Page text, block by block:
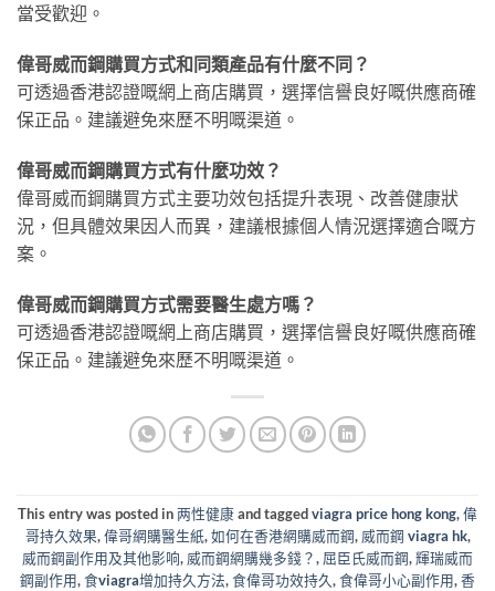
當受歡迎。
偉哥威而鋼購買方式和同類產品有什麼不同？
可透過香港認證嘅網上商店購買，選擇信譽良好嘅供應商確
保正品。建議避免來歷不明嘅渠道。
偉哥威而鋼購買方式有什麼功效？
偉哥威而鋼購買方式主要功效包括提升表現、改善健康狀
況，但具體效果因人而異，建議根據個人情況選擇適合嘅方
案。
偉哥威而鋼購買方式需要醫生處方嗎？
可透過香港認證嘅網上商店購買，選擇信譽良好嘅供應商確
保正品。建議避免來歷不明嘅渠道。
This entry was posted in两性健康and taggedviagra price hong kong,偉
哥持久效果,偉哥網購醫生紙,如何在香港網購威而鋼, 威而鋼 viagra hk,
威而鋼副作用及其他影响, 威而鋼網購幾多錢？, 屈臣氏威而鋼,輝瑞威而
鋼副作用,食viagra增加持久方法,食偉哥功效持久,食偉哥小心副作用,香